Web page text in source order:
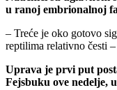
u ranoj embrionalnoj
– Treće je oko gotovo
reptilima relativno česti
Uprava je prvi put
Fejsbuku ove nedelje,